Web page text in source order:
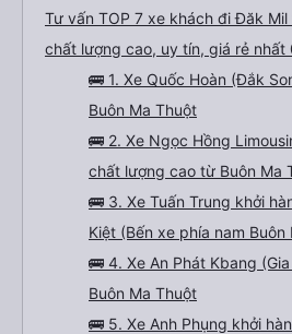
Tư vấn TOP 7 xe khách đi Đăk
chất lượng cao, uy tín, giá rẻ nhất
🚌 1. Xe Quốc Hoàn (Đắk
Buôn Ma Thuột
🚌 2. Xe Ngọc Hồng
chất lượng cao từ Buôn Ma
🚌 3. Xe Tuấn Trung khởi
Kiệt (Bến xe phía nam Buôn
🚌 4. Xe An Phát Kbang
Buôn Ma Thuột
🚌 5. Xe Anh Phụng khởi